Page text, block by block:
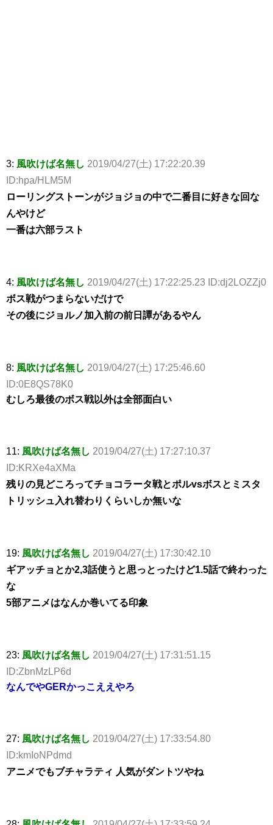
3: 風吹けば名無し 2019/04/27(土) 17:22:20.39
ID:hpa/HLM5M
ローリングストーンがジョジョの中で二番目に好きな回な
んやけど
一番は六部ラスト
4: 風吹けば名無し 2019/04/27(土) 17:22:25.23 ID:dj2LOZZj0
ボス戦がつまらないだけで
その後にジョルノ加入前の前日譚があるやん
8: 風吹けば名無し 2019/04/27(土) 17:25:46.60
ID:0E8QS78K0
むしろ最後のボス戦以外は全部面白い
11: 風吹けば名無し 2019/04/27(土) 17:27:10.37
ID:KRXe4aXMa
残りの見どころってチョコラータ戦とポルvsボスとミスタ
トリッシュ入れ替わりくらいしか無いな
19: 風吹けば名無し 2019/04/27(土) 17:30:42.10
ギアッチョとか2,3話使うと思っとったけど1.5話で終わった
な
5部アニメはなんか巻いてる印象
23: 風吹けば名無し 2019/04/27(土) 17:31:51.15
ID:ZbnMzLP6d
なんでやGERかっこええやろ
27: 風吹けば名無し 2019/04/27(土) 17:33:54.80
ID:kmIoNPdmd
アニメでもブチャラティ 人気がダントツやね